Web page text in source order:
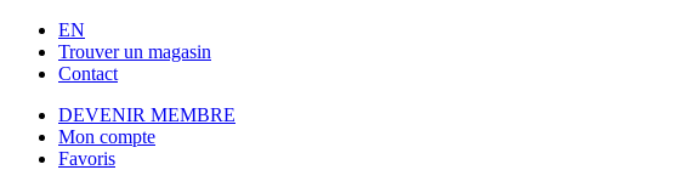
EN
Trouver un magasin
Contact
DEVENIR MEMBRE
Mon compte
Favoris